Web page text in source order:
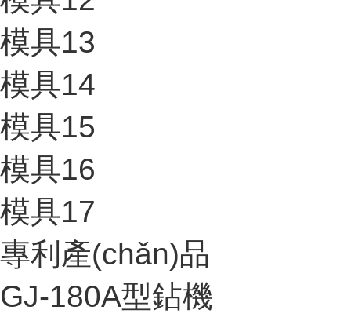
模具13
模具14
模具15
模具16
模具17
專利產(chǎn)品
GJ-180A型鉆機